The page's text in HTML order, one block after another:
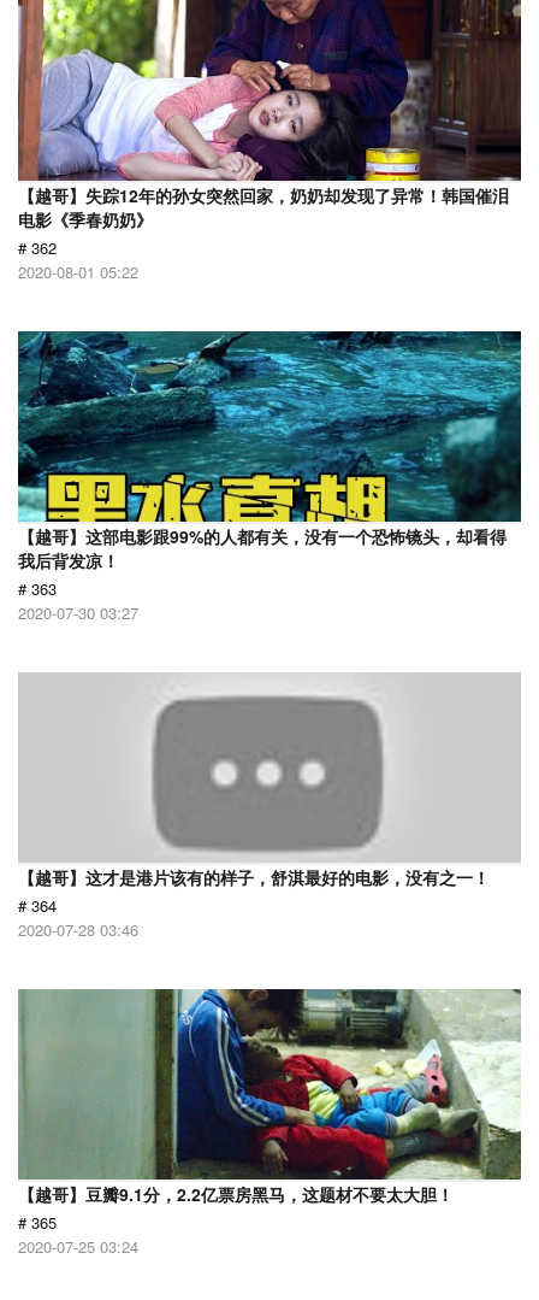
【越哥】失踪12年的孙女突然回家，奶奶却发现了异常！韩国催泪
电影《季春奶奶》
# 362
2020-08-01 05:22
【越哥】这部电影跟99%的人都有关，没有一个恐怖镜头，却看得
我后背发凉！
# 363
2020-07-30 03:27
【越哥】这才是港片该有的样子，舒淇最好的电影，没有之一！
# 364
2020-07-28 03:46
【越哥】豆瓣9.1分，2.2亿票房黑马，这题材不要太大胆！
# 365
2020-07-25 03:24